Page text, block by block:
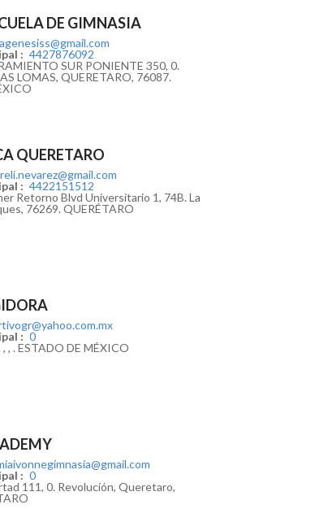
DE GIMNASIA
: 4427876092
SUR PONIENTE 350, 0.
LOMAS, QUERETARO, 76087.
QUERETARO
: 4422151512
Retorno Blvd Universitario 1, 74B. La
76269. QUERÉTARO
: 0
, , . ESTADO DE MÉXICO
: 0
111, 0. Revolución, Queretaro,